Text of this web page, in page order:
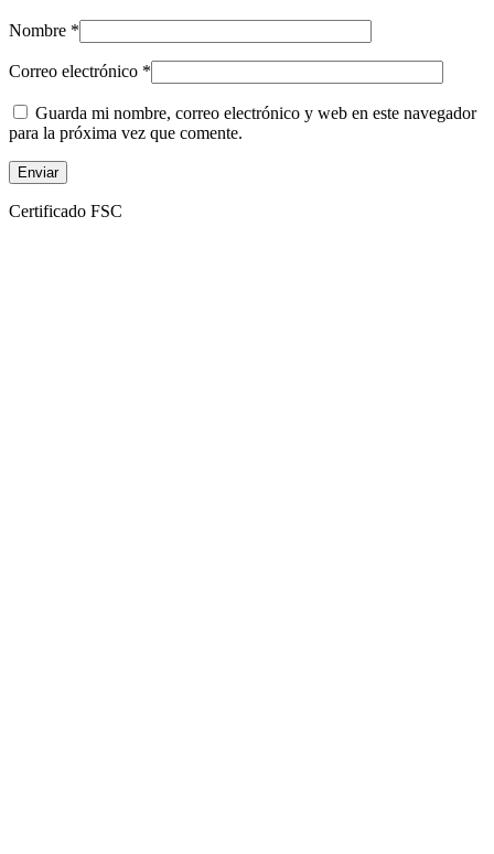
Nombre *
Correo electrónico *
Guarda mi nombre, correo electrónico y web en este navegador
para la próxima vez que comente.
Certificado FSC